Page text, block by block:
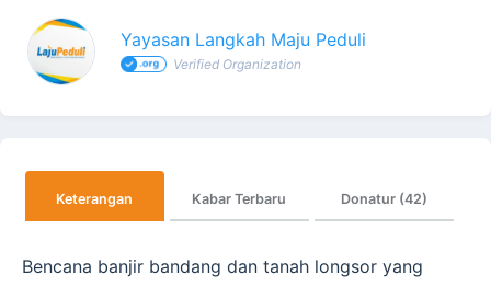
Yayasan Langkah Maju Peduli
Verified Organization
Keterangan Kabar Terbaru Donatur (42)
Bencana banjir bandang dan tanah longsor yang